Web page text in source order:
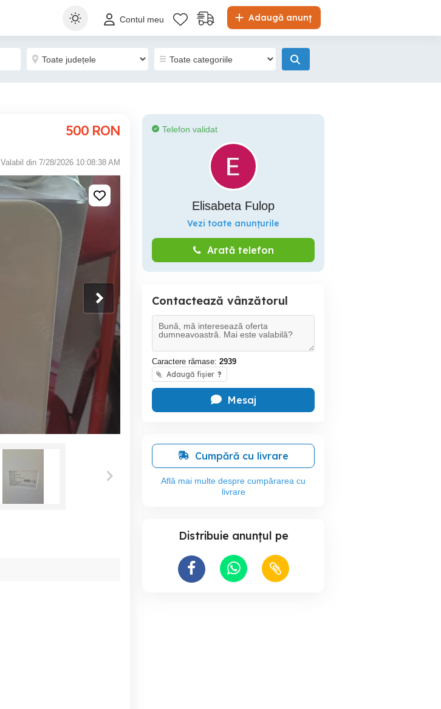
Adaugă anunț
Contul meu
500 RON
Valabil din 7/28/2026 10:08:38 AM
Telefon validat
Elisabeta Fulop
Vezi toate anunțurile
Arată telefon
Contactează vânzătorul
Caractere rămase: 2939
Adaugă fișier ?
Mesaj
Cumpără cu livrare
Află mai multe despre cumpărarea cu
livrare
Distribuie anunțul pe